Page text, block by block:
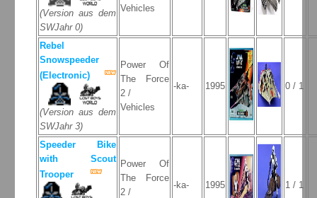
(Version aus dem
SWJahr 0)
Vehicles
Rebel
Snowspeeder
(Electronic)
(Version aus dem
SWJahr 3)
Power Of
The Force
2 /
Vehicles
-ka- 1995 0 / 1
Speeder Bike
with Scout
Trooper
Power Of
The Force
2 /
-ka- 1995 1 / 1